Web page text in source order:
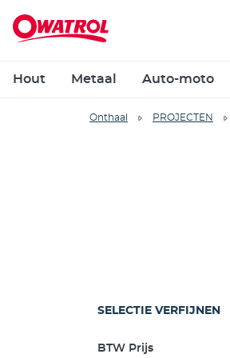
Hout Metaal Auto-moto
Onthaal PROJECTEN
SELECTIE VERFIJNEN
BTW Prijs